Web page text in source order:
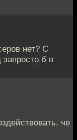
нет? С
б в
че